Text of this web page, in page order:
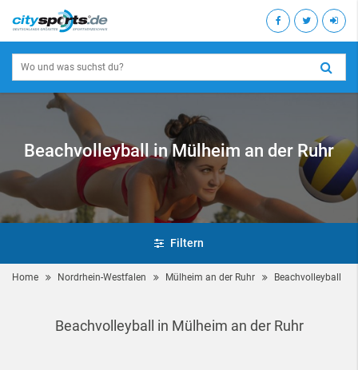
Beachvolleyball in Mülheim an der Ruhr
Filtern
Home Nordrhein-Westfalen Mülheim an der Ruhr Beachvolleyball
Beachvolleyball in Mülheim an der Ruhr